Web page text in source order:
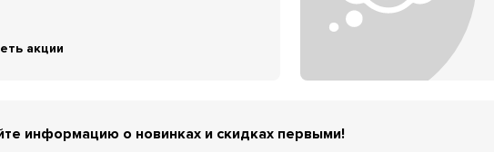
акции
информацию о новинках и скидках первыми!